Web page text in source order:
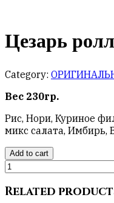
Цезарь ролл
Category:
Вес 230гр.
Рис, Нори, Куриное
микс салата, Имбирь,
Add to cart
Цезарь
ролл
quantity
Related